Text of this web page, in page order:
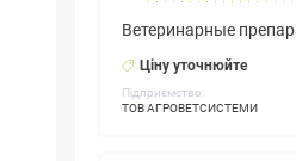
Ветеринарные
Ціну уточнюйте
Підприємство:
ТОВ АГРОВЕТСИСТЕМИ